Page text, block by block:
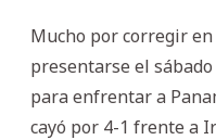
Mucho por corregir
presentarse el
para enfrentar a
cayó por 4-1 frente a